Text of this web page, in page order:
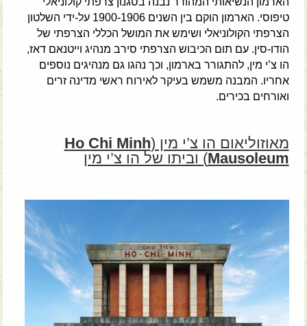
טיפוסי. הארמון הוקם בין השנים 1900-1906 על-ידי השלטון
הצרפתי הקולוניאלי ושימש את המושל הכללי הצרפתי של
הודו-סין. עם תום הכיבוש הצרפתי סירב מנהיג וייטנאם דאז,
הו צ’י מין, להתגורר בארמון, וכך נהגו גם מנהיגים נוספים
אחריו. המבנה משמש בעיקר לאירוח ראשי מדינה זרים
ואורחים בכירים.
מאוזוליאום הו צ’י מין (Ho Chi Minh
Mausoleum) וביתו של הו צ’י מין